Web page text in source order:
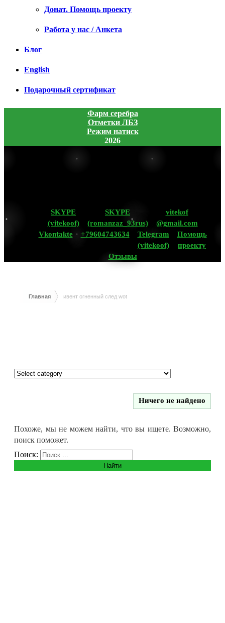
Донат. Помощь проекту
Работа у нас / Анкета
Блог
English
Подарочный сертификат
Фарм серебра
Отметки ЛБЗ
Режим натиск
2026
SKYPE
(vitekoof)
SKYPE
(romanzaz_93rus)
vitekof
@gmail.com
Vkontakte
+79604743634
Telegram
(vitekoof)
Помощь
проекту
Отзывы
Главная ивент огненный след wot
Ничего не найдено
Похоже, мы не можем найти, что вы ищете. Возможно,
поиск поможет.
Поиск: